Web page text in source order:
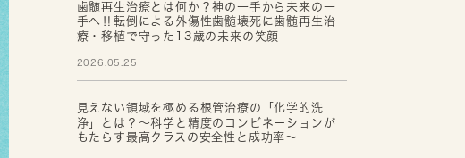
歯髄再生治療とは何か？神の一手から未来の一
手へ‼転倒による外傷性歯髄壊死に歯髄再生治
療・移植で守った13歳の未来の笑顔
2026.05.25
見えない領域を極める根管治療の「化学的洗
浄」とは？～科学と精度のコンビネーションが
もたらす最高クラスの安全性と成功率～